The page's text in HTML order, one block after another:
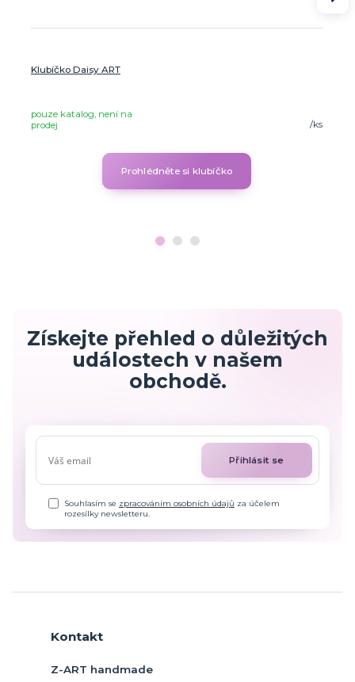
Klubíčko Daisy ART
/ks
pouze katalog, není na
prodej
Prohlédněte si klubíčko
Získejte přehled o důležitých
událostech v našem
obchodě.
Přihlásit se
Souhlasím se zpracováním osobních údajů za účelem
rozesílky newsletteru.
Kontakt
Z-ART handmade